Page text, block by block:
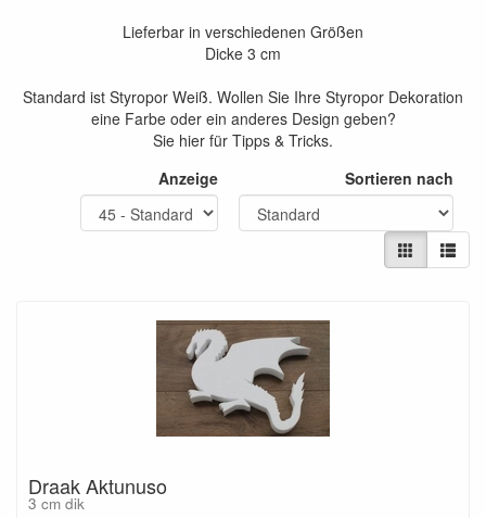
Lieferbar in verschiedenen Größen
Dicke 3 cm
Standard ist Styropor Weiß. Wollen Sie Ihre Styropor Dekoration
eine Farbe oder ein anderes Design geben?
Sie hier für Tipps & Tricks.
Anzeige
Sortieren nach
Draak Aktunuso
3 cm dik